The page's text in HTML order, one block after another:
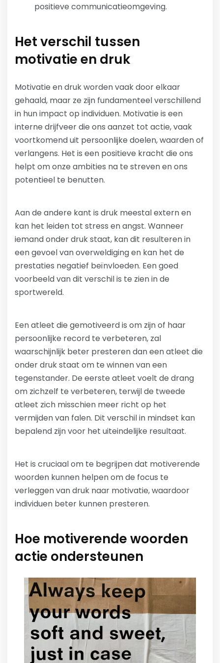
positieve communicatieomgeving.
Het verschil tussen
motivatie en druk
Motivatie en druk worden vaak door elkaar
gehaald, maar ze zijn fundamenteel verschillend
in hun impact op individuen. Motivatie is een
interne drijfveer die ons aanzet tot actie, vaak
voortkomend uit persoonlijke doelen, waarden of
verlangens. Het is een positieve kracht die ons
helpt om onze ambities na te streven en ons
potentieel te benutten.
Aan de andere kant is druk meestal extern en
kan het leiden tot stress en angst. Wanneer
iemand onder druk staat, kan dit resulteren in
een gevoel van overweldiging en kan het de
prestaties negatief beïnvloeden. Een goed
voorbeeld van dit verschil is te zien in de
sportwereld.
Een atleet die gemotiveerd is om zijn of haar
persoonlijke record te verbeteren, zal
waarschijnlijk beter presteren dan een atleet die
onder druk staat om te winnen van een
tegenstander. De eerste atleet voelt de drang
om zichzelf te verbeteren, terwijl de tweede
atleet zich misschien meer richt op het
vermijden van falen. Dit verschil in mindset kan
bepalend zijn voor het uiteindelijke resultaat.
Het is cruciaal om te begrijpen dat motiverende
woorden kunnen helpen om de focus te
verleggen van druk naar motivatie, waardoor
individuen beter kunnen presteren.
Hoe motiverende woorden
actie ondersteunen